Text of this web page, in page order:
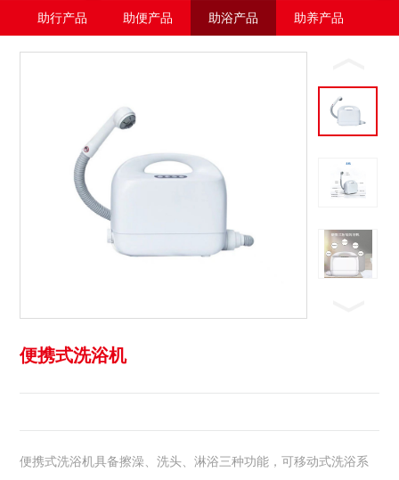
助行产品 助便产品 助浴产品 助养产品
便携式洗浴机
便携式洗浴机具备擦澡、洗头、淋浴三种功能，可移动式洗浴系